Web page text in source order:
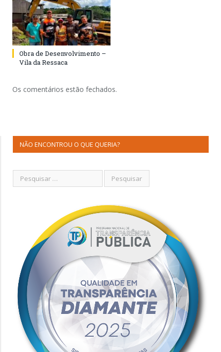
Obra de Desenvolvimento –
Vila da Ressaca
Os comentários estão fechados.
NÃO ENCONTROU O QUE QUERIA?